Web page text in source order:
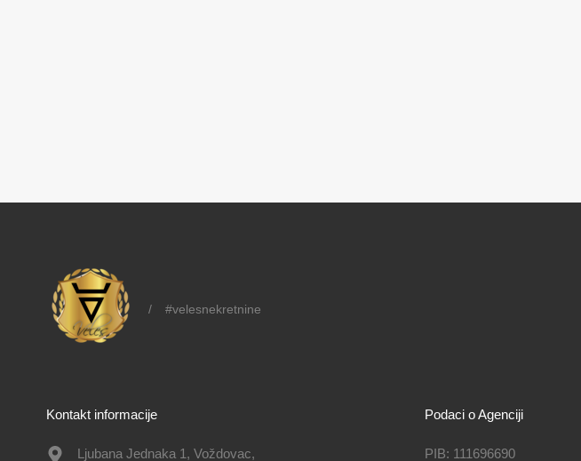
/ #velesnekretnine
Kontakt informacije
Ljubana Jednaka 1, Voždovac,
Podaci o Agenciji
PIB: 111696690